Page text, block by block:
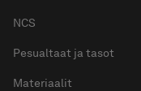
NCS
Pesualtaat ja tasot
Materiaalit